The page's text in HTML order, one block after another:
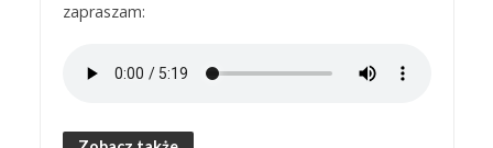
zapraszam: